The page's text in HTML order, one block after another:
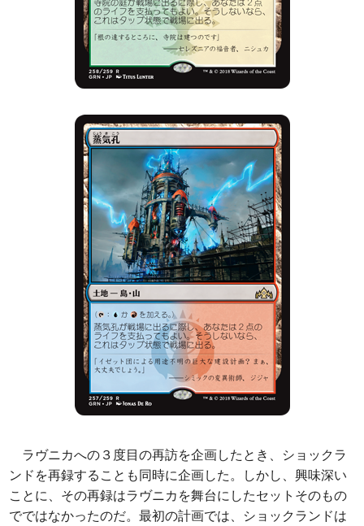
ラヴニカへの３度目の再訪を企画したとき、ショックラ
ンドを再録することも同時に企画した。しかし、興味深い
ことに、その再録はラヴニカを舞台にしたセットそのもの
でではなかったのだ。最初の計画では、ショックランドは